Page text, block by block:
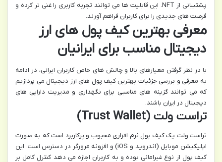
پشتیبانی از NFT. این قابلیت ها می توانند تجربه کاربری را غنی تر کرده و
فرصت های جدیدی را برای کاربران فراهم آورند.
معرفی بهترین کیف پول های ارز
دیجیتال مناسب برای ایرانیان
با در نظر گرفتن معیارهای بالا و چالش های خاص کاربران ایرانی، در ادامه
به معرفی و بررسی جزئیات بهترین کیف پول های ارز دیجیتال می پردازیم
که می توانند گزینه های مناسبی برای نگهداری و مدیریت دارایی های
دیجیتال در ایران باشند.
تراست ولت (Trust Wallet)
تراست ولت یک کیف پول نرم افزاری محبوب و پرکاربرد است که به صورت
اپلیکیشن موبایل (اندروید و iOS) و افزونه مرورگر در دسترس است. این
کیف پول از نوع غیرامانی بوده و به کاربران اجازه می دهد کنترل کامل بر